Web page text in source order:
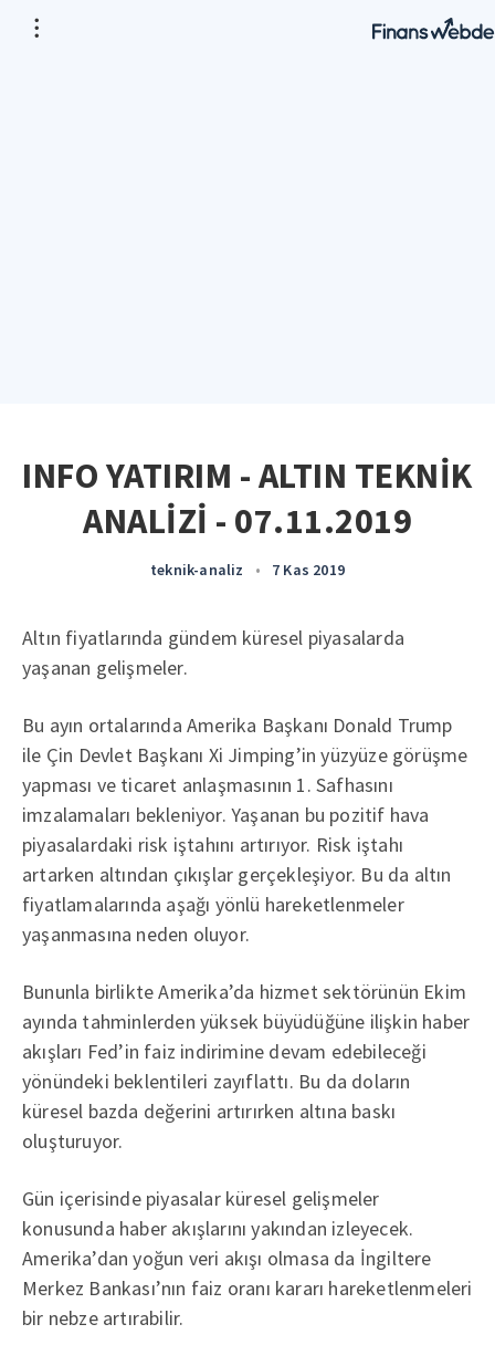
INFO YATIRIM - ALTIN TEKNİK
ANALİZİ - 07.11.2019
teknik-analiz • 7 Kas 2019
Altın fiyatlarında gündem küresel piyasalarda
yaşanan gelişmeler.
Bu ayın ortalarında Amerika Başkanı Donald Trump
ile Çin Devlet Başkanı Xi Jimping’in yüzyüze görüşme
yapması ve ticaret anlaşmasının 1. Safhasını
imzalamaları bekleniyor. Yaşanan bu pozitif hava
piyasalardaki risk iştahını artırıyor. Risk iştahı
artarken altından çıkışlar gerçekleşiyor. Bu da altın
fiyatlamalarında aşağı yönlü hareketlenmeler
yaşanmasına neden oluyor.
Bununla birlikte Amerika’da hizmet sektörünün Ekim
ayında tahminlerden yüksek büyüdüğüne ilişkin haber
akışları Fed’in faiz indirimine devam edebileceği
yönündeki beklentileri zayıflattı. Bu da doların
küresel bazda değerini artırırken altına baskı
oluşturuyor.
Gün içerisinde piyasalar küresel gelişmeler
konusunda haber akışlarını yakından izleyecek.
Amerika’dan yoğun veri akışı olmasa da İngiltere
Merkez Bankası’nın faiz oranı kararı hareketlenmeleri
bir nebze artırabilir.